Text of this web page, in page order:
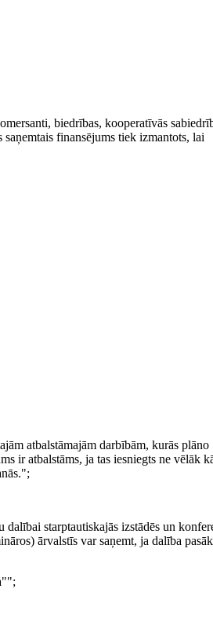
biedrības, kooperatīvās
finansējums tiek izmantots, lai
atbalstāmajām darbībām, kurās plāno
ir atbalstāms, ja tas iesniegts ne vēlāk
starptautiskajās izstādēs un
ārvalstīs var saņemt, ja dalība